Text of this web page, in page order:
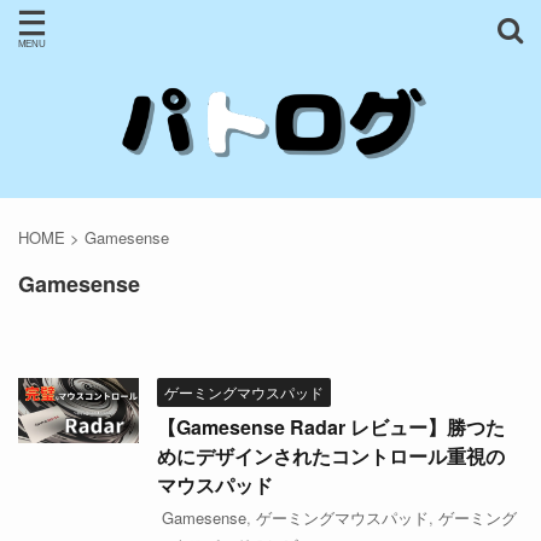
HOME > Gamesense
Gamesense
ゲーミングマウスパッド
【Gamesense Radar レビュー】勝つた
めにデザインされたコントロール重視の
マウスパッド
Gamesense, ゲーミングマウスパッド, ゲーミング